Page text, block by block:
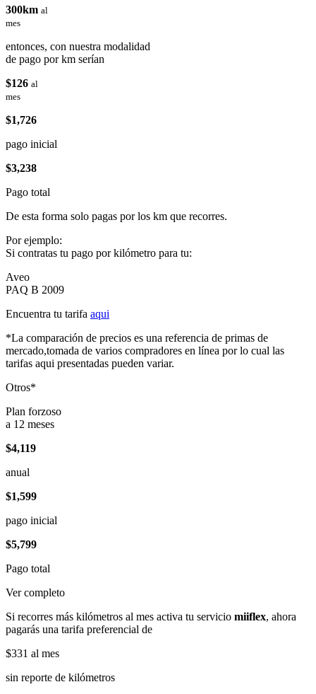
300km al
mes
entonces, con nuestra modalidad
de pago por km serían
$126 al
mes
$1,726
pago inicial
$3,238
Pago total
De esta forma solo pagas por los km que recorres.
Por ejemplo:
Si contratas tu pago por kilómetro para tu:
Aveo
PAQ B 2009
Encuentra tu tarifa aqui
*La comparación de precios es una referencia de primas de
mercado,tomada de varios compradores en línea por lo cual las
tarifas aqui presentadas pueden variar.
Otros*
Plan forzoso
a 12 meses
$4,119
anual
$1,599
pago inicial
$5,799
Pago total
Ver completo
Si recorres más kilómetros al mes activa tu servicio miiflex, ahora
pagarás una tarifa preferencial de
$331 al mes
sin reporte de kilómetros